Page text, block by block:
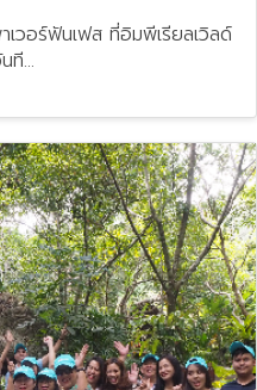
วอร์ฟันเฟส ที่อิมพีเรียลเวิลด์
ที...